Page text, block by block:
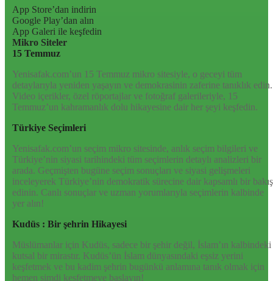
App Store’dan indirin
Google Play’dan alın
App Galeri ile keşfedin
Mikro Siteler
15 Temmuz
Yenisafak.com’un 15 Temmuz mikro sitesiyle, o geceyi tüm
detaylarıyla yeniden yaşayın ve demokrasinin zaferine tanıklık edin.
Video içerikler, özel röportajlar ve fotoğraf galerileriyle, 15
Temmuz’un kahramanlık dolu hikayesine dair her şeyi keşfedin.
Türkiye Seçimleri
Yenisafak.com’un seçim mikro sitesinde, anlık seçim bilgileri ve
Türkiye’nin siyasi tarihindeki tüm seçimlerin detaylı analizleri bir
arada. Geçmişten bugüne seçim sonuçları ve siyasi gelişmeleri
inceleyerek Türkiye’nin demokratik sürecine dair kapsamlı bir bakış
edinin. Canlı sonuçlar ve uzman yorumlarıyla seçimlerin kalbinde
yer alın!
Kudüs : Bir şehrin Hikayesi
Müslümanlar için Kudüs, sadece bir şehir değil, İslam’ın kalbindeki
kutsal bir mirastır. Kudüs’ün İslam dünyasındaki eşsiz yerini
keşfetmek ve bu kadim şehrin bugünkü anlamına tanık olmak için
hemen şimdi keşfetmeye başlayın!